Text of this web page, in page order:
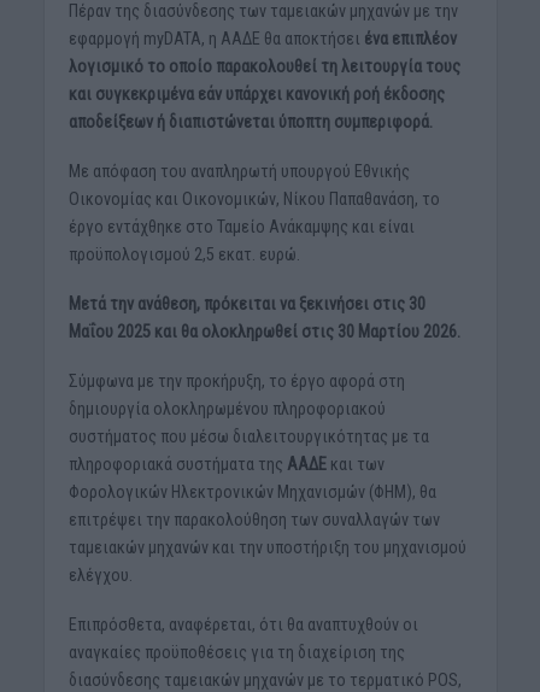
Πέραν της διασύνδεσης των ταμειακών μηχανών με την
εφαρμογή myDATA, η ΑΑΔΕ θα αποκτήσει ένα επιπλέον
λογισμικό το οποίο παρακολουθεί τη λειτουργία τους
και συγκεκριμένα εάν υπάρχει κανονική ροή έκδοσης
αποδείξεων ή διαπιστώνεται ύποπτη συμπεριφορά.
Με απόφαση του αναπληρωτή υπουργού Εθνικής
Οικονομίας και Οικονομικών, Νίκου Παπαθανάση, το
έργο εντάχθηκε στο Ταμείο Ανάκαμψης και είναι
προϋπολογισμού 2,5 εκατ. ευρώ.
Μετά την ανάθεση, πρόκειται να ξεκινήσει στις 30
Μαΐου 2025 και θα ολοκληρωθεί στις 30 Μαρτίου 2026.
Σύμφωνα με την προκήρυξη, το έργο αφορά στη
δημιουργία ολοκληρωμένου πληροφοριακού
συστήματος που μέσω διαλειτουργικότητας με τα
πληροφοριακά συστήματα της ΑΑΔΕκαι των
Φορολογικών Ηλεκτρονικών Μηχανισμών (ΦΗΜ), θα
επιτρέψει την παρακολούθηση των συναλλαγών των
ταμειακών μηχανών και την υποστήριξη του μηχανισμού
ελέγχου.
Επιπρόσθετα, αναφέρεται, ότι θα αναπτυχθούν οι
αναγκαίες προϋποθέσεις για τη διαχείριση της
διασύνδεσης ταμειακών μηχανών με το τερματικό POS,